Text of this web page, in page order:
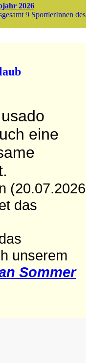
2026
9 SportlerInnen des
eine
(20.07.2026
das
unserem
Sommer